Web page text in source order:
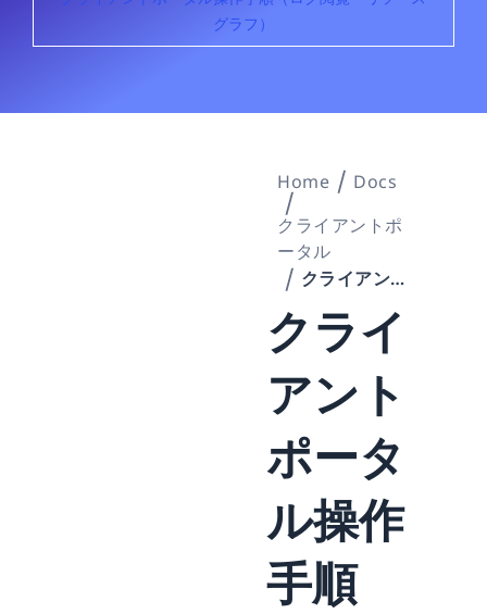
グラフ）
Home
Docs
クライアントポ
ータル
クライアントポータル操作手順（ログ閲覧・リソースグラフ）
クライ
アント
ポータ
ル操作
手順